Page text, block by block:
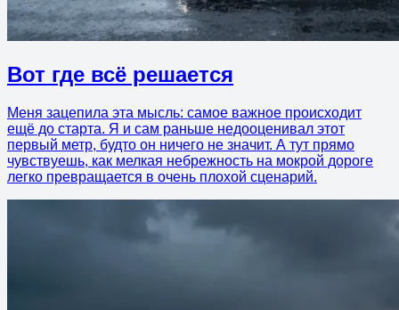
Вот где всё решается
Меня зацепила эта мысль: самое важное происходит
ещё до старта. Я и сам раньше недооценивал этот
первый метр, будто он ничего не значит. А тут прямо
чувствуешь, как мелкая небрежность на мокрой дороге
легко превращается в очень плохой сценарий.